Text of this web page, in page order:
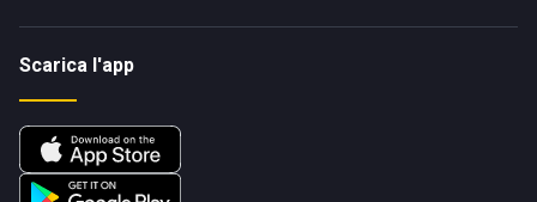
Scarica l'app